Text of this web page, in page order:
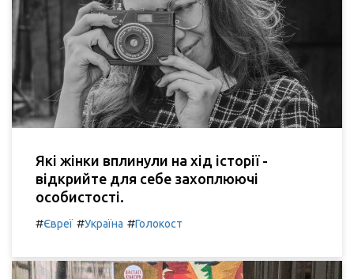
Які жінки вплинули на хід історії -
відкрийте для себе захоплюючі
особистості.
#Євреї #Україна #Голокост